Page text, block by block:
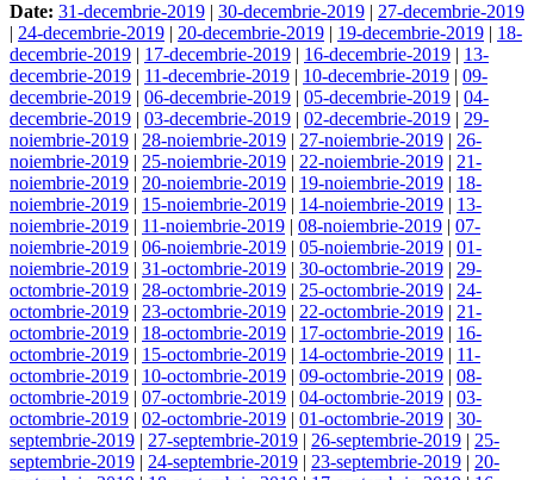
Date: 31-decembrie-2019 | 30-decembrie-2019 | 27-decembrie-2019
| 24-decembrie-2019 | 20-decembrie-2019 | 19-decembrie-2019 | 18-
decembrie-2019 | 17-decembrie-2019 | 16-decembrie-2019 | 13-
decembrie-2019 | 11-decembrie-2019 | 10-decembrie-2019 | 09-
decembrie-2019 | 06-decembrie-2019 | 05-decembrie-2019 | 04-
decembrie-2019 | 03-decembrie-2019 | 02-decembrie-2019 | 29-
noiembrie-2019 | 28-noiembrie-2019 | 27-noiembrie-2019 | 26-
noiembrie-2019 | 25-noiembrie-2019 | 22-noiembrie-2019 | 21-
noiembrie-2019 | 20-noiembrie-2019 | 19-noiembrie-2019 | 18-
noiembrie-2019 | 15-noiembrie-2019 | 14-noiembrie-2019 | 13-
noiembrie-2019 | 11-noiembrie-2019 | 08-noiembrie-2019 | 07-
noiembrie-2019 | 06-noiembrie-2019 | 05-noiembrie-2019 | 01-
noiembrie-2019 | 31-octombrie-2019 | 30-octombrie-2019 | 29-
octombrie-2019 | 28-octombrie-2019 | 25-octombrie-2019 | 24-
octombrie-2019 | 23-octombrie-2019 | 22-octombrie-2019 | 21-
octombrie-2019 | 18-octombrie-2019 | 17-octombrie-2019 | 16-
octombrie-2019 | 15-octombrie-2019 | 14-octombrie-2019 | 11-
octombrie-2019 | 10-octombrie-2019 | 09-octombrie-2019 | 08-
octombrie-2019 | 07-octombrie-2019 | 04-octombrie-2019 | 03-
octombrie-2019 | 02-octombrie-2019 | 01-octombrie-2019 | 30-
septembrie-2019 | 27-septembrie-2019 | 26-septembrie-2019 | 25-
septembrie-2019 | 24-septembrie-2019 | 23-septembrie-2019 | 20-